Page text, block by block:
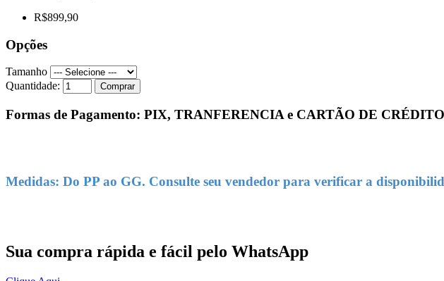
R$899,90
Opções
Tamanho
Quantidade:
Comprar
Formas de Pagamento: PIX, TRANFERENCIA e CARTÃO DE
Medidas: Do PP ao GG. Consulte seu vendedor para verificar a
Sua compra rápida e fácil pelo WhatsApp